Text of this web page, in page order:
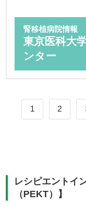
腎移植病院情報
東京医科大
ンター
1 2
レシピエントイ
（PEKT）】